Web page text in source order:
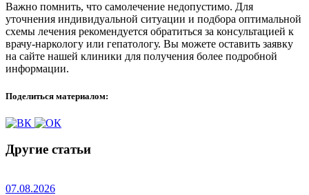
Важно помнить, что самолечение недопустимо. Для
уточнения индивидуальной ситуации и подбора оптимальной
схемы лечения рекомендуется обратиться за консультацией к
врачу-наркологу или гепатологу. Вы можете оставить заявку
на сайте нашей клиники для получения более подробной
информации.
Поделиться материалом:
Другие статьи
07.08.2026